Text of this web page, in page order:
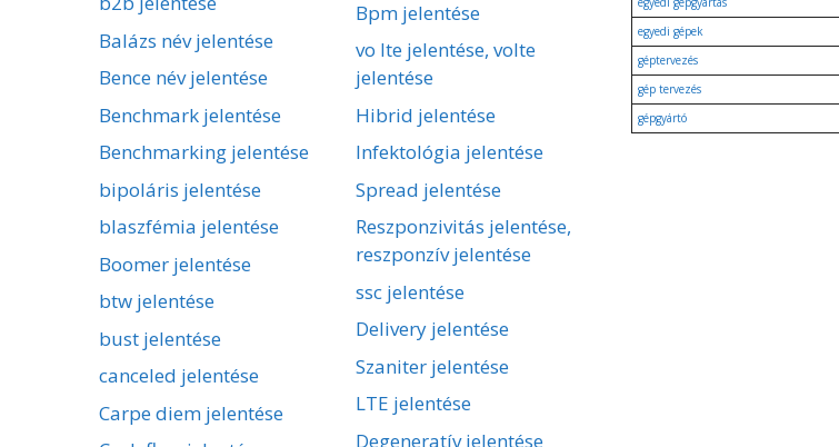
Balázs név jelentése
Bence név jelentése
Benchmark jelentése
Benchmarking jelentése
bipoláris jelentése
blaszfémia jelentése
Boomer jelentése
btw jelentése
bust jelentése
canceled jelentése
Carpe diem jelentése
Bpm jelentése
vo lte jelentése, volte
jelentése
Hibrid jelentése
Infektológia jelentése
Spread jelentése
Reszponzivitás jelentése,
reszponzív jelentése
ssc jelentése
Delivery jelentése
Szaniter jelentése
LTE jelentése
Degeneratív jelentése
egyedi gépek
géptervezés
gép tervezés
gépgyártó